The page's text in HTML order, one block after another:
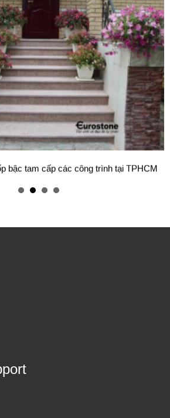
cao cấp và sang trọng cho gia đình
thân yêu của bạn.